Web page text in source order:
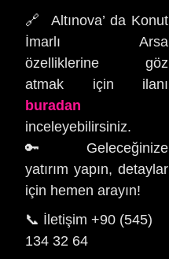
🔗 Altınova’ da Konut
İmarlı Arsa
özelliklerine göz
atmak için ilanı
buradan
inceleyebilirsiniz.
🔑 Geleceğinize
yatırım yapın, detaylar
için hemen arayın!
📞 İletişim +90 (545)
134 32 64